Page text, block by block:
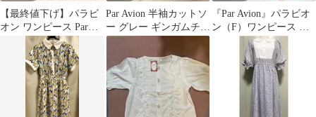
【最終値下げ】パラビ
オン ワンピース Par
Par Avion 半袖カットソ
ー グレー ギンガムチェ
ック
『Par Avion』パラビオ
ン（F）ワンピース 半
袖 ひざ丈 パフスリーブ